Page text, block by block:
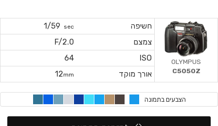
חשיפה sec
1/59
צמצם
F/2.0
ISO
64
אורך מוקד
12mm
OLYMPUS
C5050Z
הצבעים בתמונה